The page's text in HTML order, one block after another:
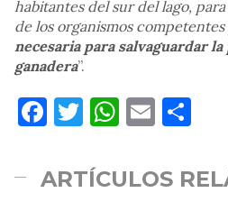
habitantes del sur del lago,
de los organismos
necesaria para salvaguardar
ganadera”.
Facebook
TwitterEmail
ARTÍCULOS